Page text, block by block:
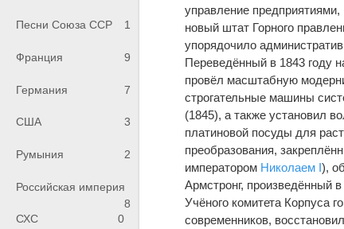
Песни Союза ССР 1
Франция 9
Германия 7
США 3
Румыния 2
Российская империя
8
СХС
0
управление
новый штат Горного
упорядочило
Переведённый в 1843 году
провёл масштабную
строгательные машины
(1845), а также установил
платиновой посуды для
преобразования,
императором Николаем I),
Армстронг, произведённый
Учёного комитета Корпуса
современников,